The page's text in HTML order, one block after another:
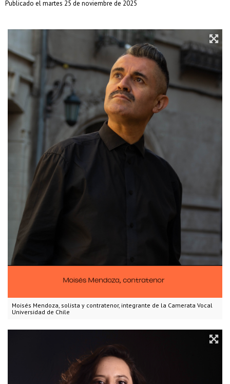
Moisés Mendoza, solista y contratenor, integrante de la Camerata Vocal
Universidad de Chile
Publicado el martes 25 de noviembre de 2025